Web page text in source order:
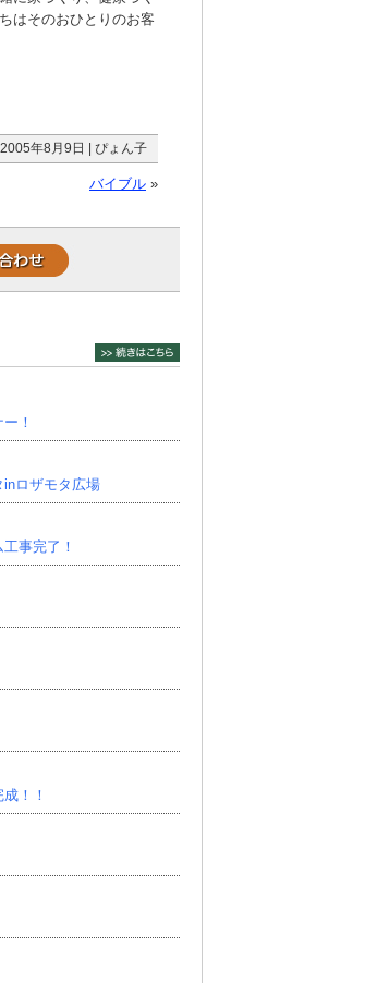
はそのおひとりのお客
年8月9日 | ぴょん子
バイブル »
！
inロザモタ広場
事完了！
！！